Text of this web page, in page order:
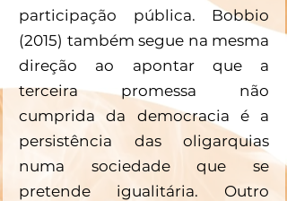
participação pública. Bobbio
(2015) também segue na mesma
direção ao apontar que a
terceira promessa não
cumprida da democracia é a
persistência das oligarquias
numa sociedade que se
pretende igualitária. Outro